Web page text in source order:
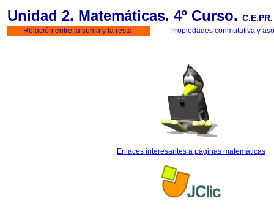
Unidad 2. Matemáticas. 4º Curso.
Relación entre la suma y la resta. Propiedades conmutativa y
Enlaces interesantes a páginas matemáticas